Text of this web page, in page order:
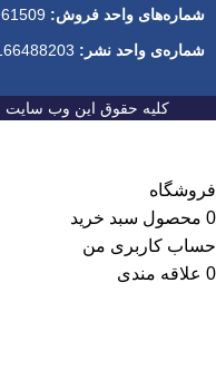
شماره‌های واحد فروش:
شماره‌‌ی واحد نشر:
کلیه حقوق این وب سایت
فروشگاه
0 محصول سبد خرید
حساب کاربری من
0 علاقه مندی